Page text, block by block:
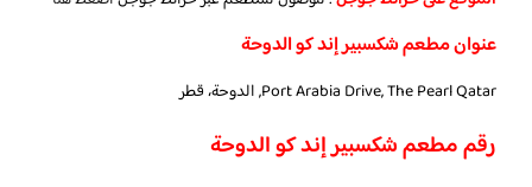
عنوان مطعم شكسبير إند كو الدوحة
Port Arabia Drive, The Pearl Qatar, الدوحة، قطر
رقم مطعم شكسبير إند كو الدوحة